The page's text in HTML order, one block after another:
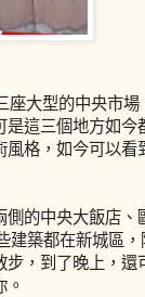
大型的中央市場
這三個地方如
格，如今可以
的中央大飯店
築都在新城區
，到了晚上，